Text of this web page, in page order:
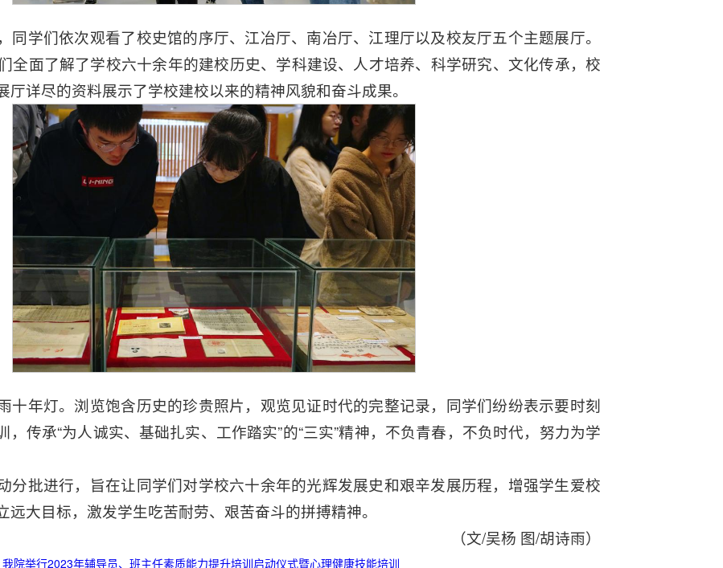
同学们依次观看了校史馆的序厅、江冶厅、南冶厅、江理厅以及校友厅五个主题展厅。
全面了解了学校六十余年的建校历史、学科建设、人才培养、科学研究、文化传承，校
详尽的资料展示了学校建校以来的精神风貌和奋斗成果。
十年灯。浏览饱含历史的珍贵照片，观览见证时代的完整记录，同学们纷纷表示要时刻
，传承“为人诚实、基础扎实、工作踏实”的“三实”精神，不负青春，不负时代，努力为学
分批进行，旨在让同学们对学校六十余年的光辉发展史和艰辛发展历程，增强学生爱校
大目标，激发学生吃苦耐劳、艰苦奋斗的拼搏精神。
（文/吴杨 图/胡诗雨）
我院举行2023年辅导员、班主任素质能力提升培训启动仪式暨心理健康技能培训